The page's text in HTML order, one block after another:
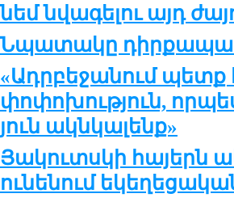
նեմ նվա­գելու այդ
Նպա­տա­կը դիր­քա­պահ
«Ադր­բե­ջա­նում
փո­փո­խու­թ­յուն,
յուն ակն­կա­լենք»
Յակուտսկի հայերն
ունենում